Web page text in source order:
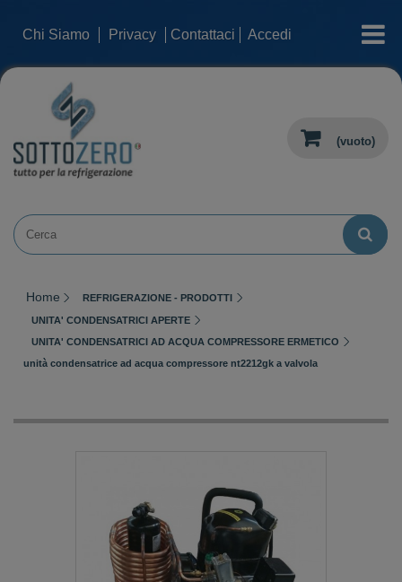
Chi Siamo Privacy Contattaci Accedi categorie
(vuoto)
Home REFRIGERAZIONE - PRODOTTI
UNITA' CONDENSATRICI APERTE
UNITA' CONDENSATRICI AD ACQUA COMPRESSORE ERMETICO
unità condensatrice ad acqua compressore nt2212gk a valvola